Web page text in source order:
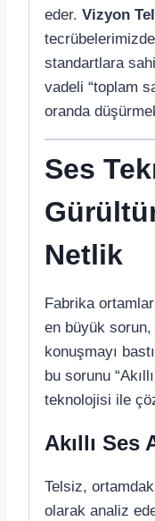
eder. Vizyon
standartlara
vadeli “toplam
oranda
Ses
Netlik
Fabrika
en büyük
konuşmayı
bu sorunu
teknolojisi ile
Akıllı Ses
Telsiz,
olarak analiz